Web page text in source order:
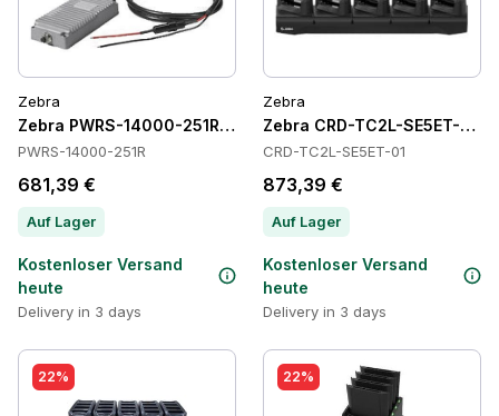
Zebra
Zebra PWRS-14000-251R Power Supply
PWRS-14000-251R
681,39 €
Auf Lager
Kostenloser Versand
heute
Delivery in 3 days
Zebra
Zebra CRD-TC2L-SE5ET-01
CRD-TC2L-SE5ET-01
873,39 €
Auf Lager
Kostenloser Versand
heute
Delivery in 3 days
22% 22%